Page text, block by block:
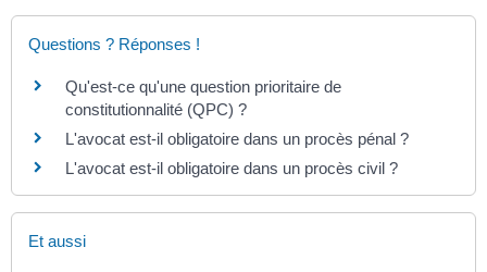
Questions ? Réponses !
Qu'est-ce qu'une question prioritaire de
constitutionnalité (QPC) ?
L'avocat est-il obligatoire dans un procès pénal ?
L'avocat est-il obligatoire dans un procès civil ?
Et aussi